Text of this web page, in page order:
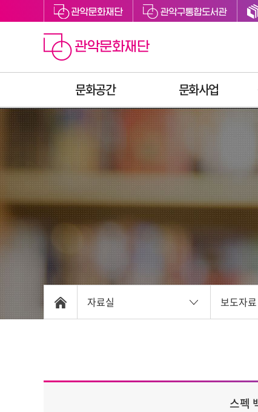
문화공간
관악아트홀
관악구립도서관
관악어린이라운지
싱글벙글교육센터
미디어센터관악
관천로 문화플랫폼
S1472
관악청년청
공간대관
문화사업
예술지원
축제
문화향유
예술교육
문화복지
청년문화
후원
자료실 보도자료
스펙